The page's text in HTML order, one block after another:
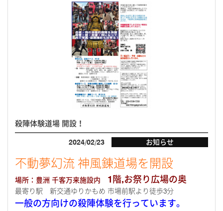
殺陣体験道場 開設！
2024/02/23 お知らせ
不動夢幻流 神風錬道場を開設
場所：豊洲 千客万来施設内 1階,お祭り広場の奥
最寄り駅 新交通ゆりかもめ 市場前駅より徒歩3分
一般の方向けの殺陣体験を行っています。